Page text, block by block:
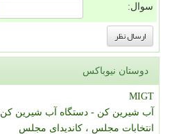
سوال:
دوستان نیوباکس
MIGT
آب شیرین کن - دستگاه آب شیرین کن
انتخابات مجلس ، کاندیدای مجلس